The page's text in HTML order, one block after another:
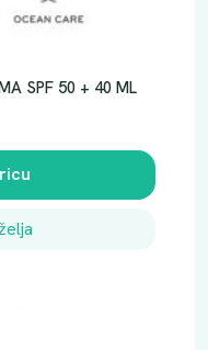
SPF 50 + 40 ML